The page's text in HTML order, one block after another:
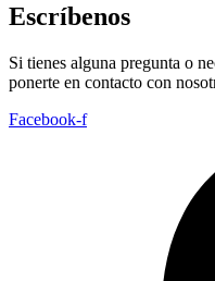
Escríbenos
Si tienes alguna pregunta o
ponerte en contacto con
Facebook-f